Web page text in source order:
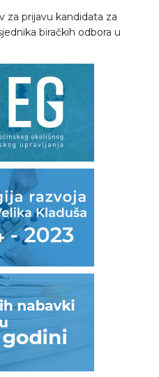
za prijavu kandidata za
biračkih odbora u